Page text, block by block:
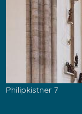
Philipkistner 7